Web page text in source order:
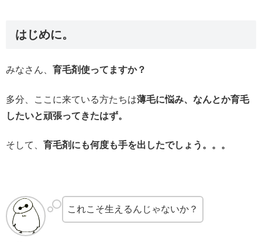
はじめに。
みなさん、 育毛剤使ってますか？
多分、ここに来ている方たちは薄毛に悩み、なんとか育毛
したいと頑張ってきたはず。
そして、 育毛剤にも何度も手を出したでしょう。。。
これこそ生えるんじゃないか？